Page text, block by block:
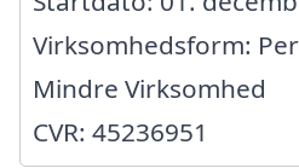
Virksomhedsform:
Mindre Virksomhed
CVR: 45236951